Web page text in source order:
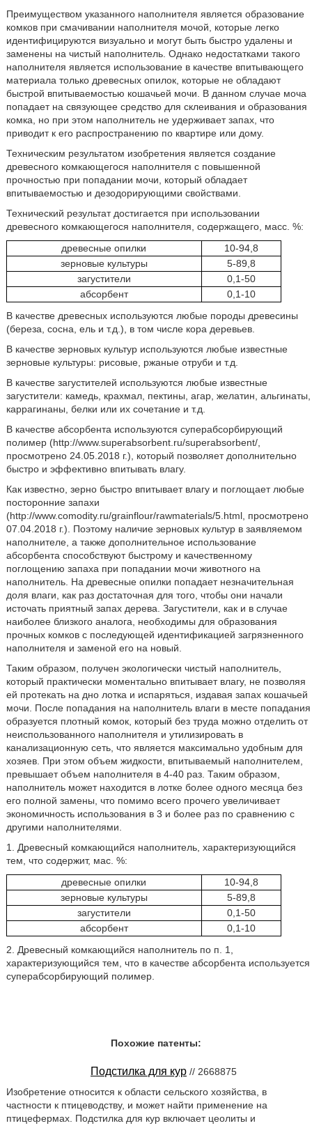
Преимуществом указанного наполнителя является образование
комков при смачивании наполнителя мочой, которые легко
идентифицируются визуально и могут быть быстро удалены и
заменены на чистый наполнитель. Однако недостатками такого
наполнителя является использование в качестве впитывающего
материала только древесных опилок, которые не обладают
быстрой впитываемостью кошачьей мочи. В данном случае моча
попадает на связующее средство для склеивания и образования
комка, но при этом наполнитель не удерживает запах, что
приводит к его распространению по квартире или дому.
Техническим результатом изобретения является создание
древесного комкающегося наполнителя с повышенной
прочностью при попадании мочи, который обладает
впитываемостью и дезодорирующими свойствами.
Технический результат достигается при использовании
древесного комкающегося наполнителя, содержащего, масс. %:
древесные опилки
10-94,8
зерновые культуры
5-89,8
загустители
0,1-50
абсорбент
0,1-10
В качестве древесных используются любые породы древесины
(береза, сосна, ель и т.д.), в том числе кора деревьев.
В качестве зерновых культур используются любые известные
зерновые культуры: рисовые, ржаные отруби и т.д.
В качестве загустителей используются любые известные
загустители: камедь, крахмал, пектины, агар, желатин, альгинаты,
каррагинаны, белки или их сочетание и т.д.
В качестве абсорбента используются суперабсорбирующий
полимер (http://www.superabsorbent.ru/superabsorbent/,
просмотрено 24.05.2018 г.), который позволяет дополнительно
быстро и эффективно впитывать влагу.
Как известно, зерно быстро впитывает влагу и поглощает любые
посторонние запахи
(http://www.comodity.ru/grainflour/rawmaterials/5.html, просмотрено
07.04.2018 г.). Поэтому наличие зерновых культур в заявляемом
наполнителе, а также дополнительное использование
абсорбента способствуют быстрому и качественному
поглощению запаха при попадании мочи животного на
наполнитель. На древесные опилки попадает незначительная
доля влаги, как раз достаточная для того, чтобы они начали
источать приятный запах дерева. Загустители, как и в случае
наиболее близкого аналога, необходимы для образования
прочных комков с последующей идентификацией загрязненного
наполнителя и заменой его на новый.
Таким образом, получен экологически чистый наполнитель,
который практически моментально впитывает влагу, не позволяя
ей протекать на дно лотка и испаряться, издавая запах кошачьей
мочи. После попадания на наполнитель влаги в месте попадания
образуется плотный комок, который без труда можно отделить от
неиспользованного наполнителя и утилизировать в
канализационную сеть, что является максимально удобным для
хозяев. При этом объем жидкости, впитываемый наполнителем,
превышает объем наполнителя в 4-40 раз. Таким образом,
наполнитель может находится в лотке более одного месяца без
его полной замены, что помимо всего прочего увеличивает
экономичность использования в 3 и более раз по сравнению с
другими наполнителями.
1. Древесный комкающийся наполнитель, характеризующийся
тем, что содержит, мас. %:
древесные опилки
10-94,8
зерновые культуры
5-89,8
загустители
0,1-50
абсорбент
0,1-10
2. Древесный комкающийся наполнитель по п. 1,
характеризующийся тем, что в качестве абсорбента используется
суперабсорбирующий полимер.
Похожие патенты:
Подстилка для кур // 2668875
Изобретение относится к области сельского хозяйства, в
частности к птицеводству, и может найти применение на
птицефермах. Подстилка для кур включает цеолиты и